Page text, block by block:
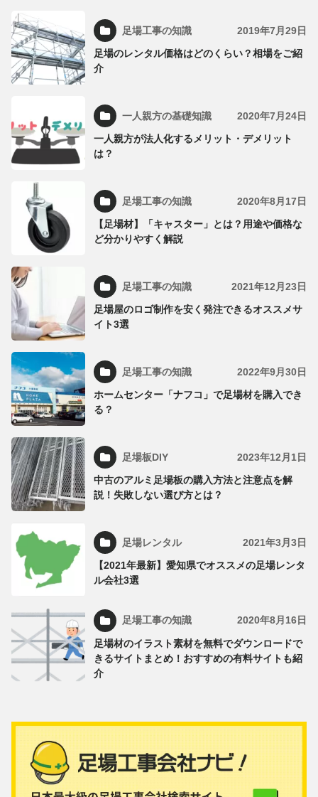
足場工事の知識 2019年7月29日
足場のレンタル価格はどのくらい？相場をご紹
介
一人親方の基礎知識 2020年7月24日
一人親方が法人化するメリット・デメリット
は？
足場工事の知識 2020年8月17日
【足場材】「キャスター」とは？用途や価格な
ど分かりやすく解説
足場工事の知識 2021年12月23日
足場屋のロゴ制作を安く発注できるオススメサ
イト3選
足場工事の知識 2022年9月30日
ホームセンター「ナフコ」で足場材を購入でき
る？
足場板DIY 2023年12月1日
中古のアルミ足場板の購入方法と注意点を解
説！失敗しない選び方とは？
足場レンタル 2021年3月3日
【2021年最新】愛知県でオススメの足場レンタ
ル会社3選
足場工事の知識 2020年8月16日
足場材のイラスト素材を無料でダウンロードで
きるサイトまとめ！おすすめの有料サイトも紹
介